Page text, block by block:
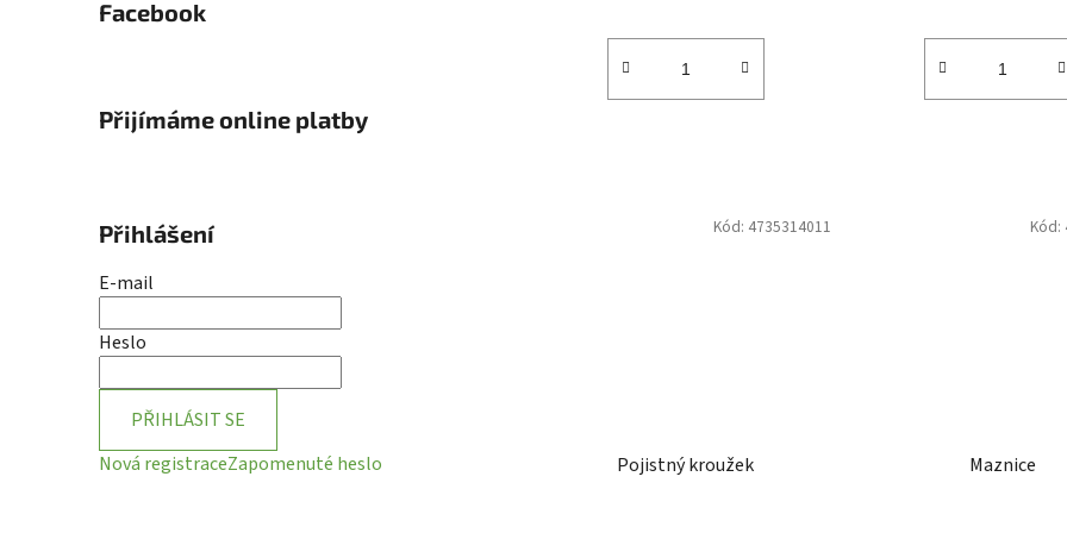
Facebook
Přijímáme online platby
Přihlášení
E-mail
Heslo
PŘIHLÁSIT SE
Nová registraceZapomenuté heslo Pojistný kroužek
Kód: 4735314011
Maznice
Kód: